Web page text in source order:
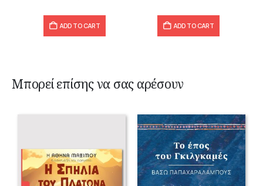
ADD TO CART ADD TO CART
Μπορεί επίσης να σας αρέσουν